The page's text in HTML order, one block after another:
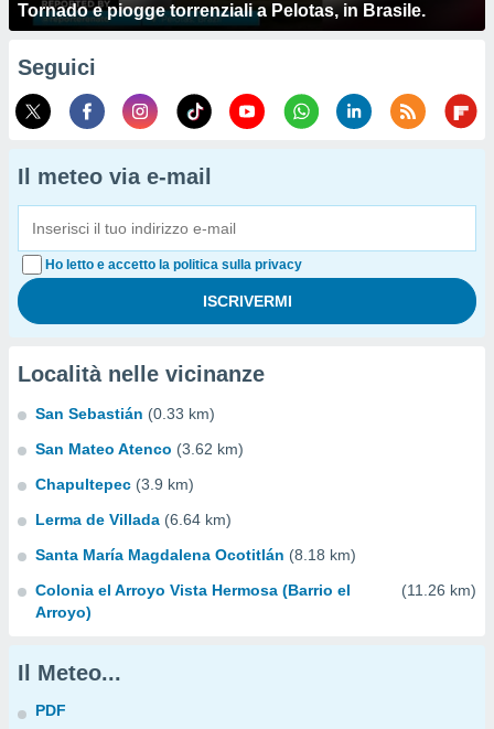
Tornado e piogge torrenziali a Pelotas, in Brasile.
Seguici
Il meteo via e-mail
Ho letto e accetto la politica sulla privacy
Località nelle vicinanze
San Sebastián (0.33 km)
San Mateo Atenco (3.62 km)
Chapultepec (3.9 km)
Lerma de Villada (6.64 km)
Santa María Magdalena Ocotitlán (8.18 km)
Colonia el Arroyo Vista Hermosa (Barrio el
Arroyo)
(11.26 km)
Il Meteo...
PDF